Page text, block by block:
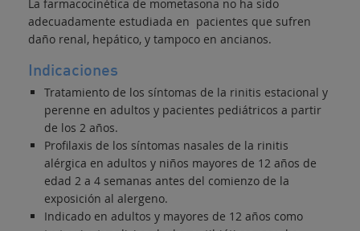
La farmacocinética de mometasona no ha sido
adecuadamente estudiada en pacientes que sufren
daño renal, hepático, y tampoco en ancianos.
Indicaciones
Tratamiento de los síntomas de la rinitis estacional y
perenne en adultos y pacientes pediátricos a partir
de los 2 años.
Profilaxis de los síntomas nasales de la rinitis
alérgica en adultos y niños mayores de 12 años de
edad 2 a 4 semanas antes del comienzo de la
exposición al alergeno.
Indicado en adultos y mayores de 12 años como